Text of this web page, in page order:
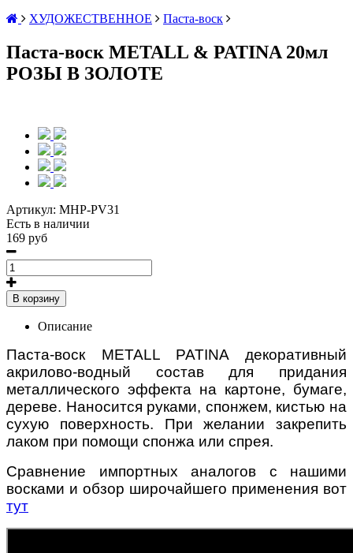
ХУДОЖЕСТВЕННОЕ
Паста-воск
Паста-воск METALL & PATINA 20мл
РОЗЫ В ЗОЛОТЕ
Артикул: MHP-PV31
Есть в наличии
169 руб
В корзину
Описание
Паста-воск METALL PATINA декоративный
акрилово-водный состав для придания
металлического эффекта на картоне, бумаге,
дереве. Наносится руками, спонжем, кистью на
сухую поверхность. При желании закрепить
лаком при помощи спонжа или спрея.
Сравнение импортных аналогов с нашими
восками и обзор широчайшего применения вот
тут